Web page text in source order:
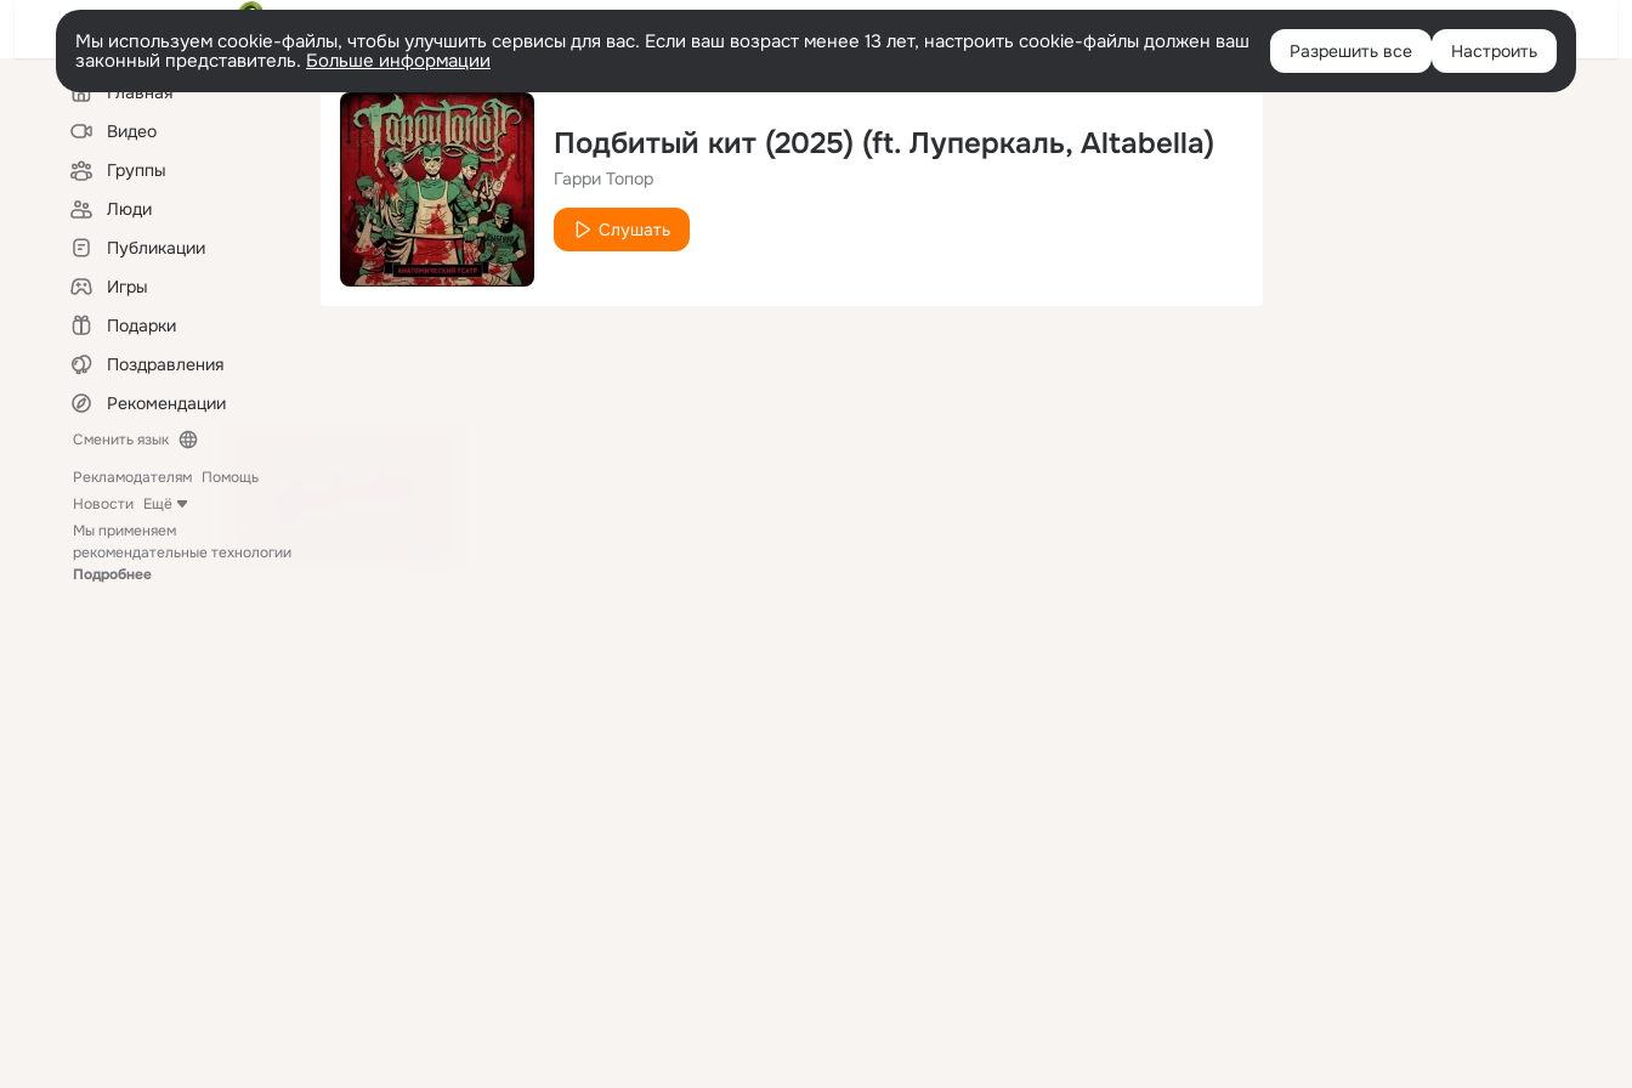
Войти
Мы используем cookie-файлы, чтобы улучшить сервисы для вас. Если ваш возраст менее 13 лет, настроить cookie-файлы должен ваш
законный представитель. Больше информации Разрешить все Настроить
Левая
колонкаГлавная
Видео
Группы
Люди
Публикации
Игры
Подарки
Поздравления
Рекомендации
Сменить язык
Рекламодателям Помощь
Новости Ещё
Мы применяем
рекомендательные технологии
Подробнее
Подбитый кит (2025) (ft. Луперкаль, Altabella)
Гарри Топор
Слушать